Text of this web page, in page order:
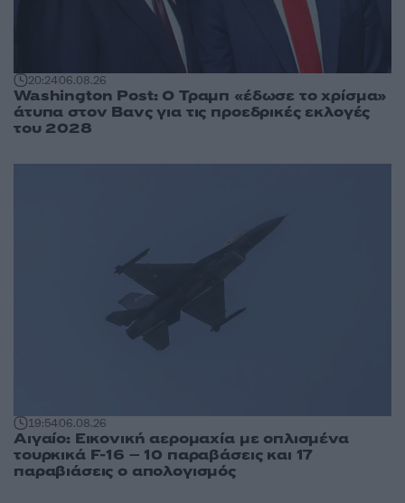
20:2406.08.26
Washington Post: Ο Τραμπ «έδωσε το χρίσμα»
άτυπα στον Βανς για τις προεδρικές εκλογές
του 2028
19:5406.08.26
Αιγαίο: Εικονική αερομαχία με οπλισμένα
τουρκικά F-16 – 10 παραβάσεις και 17
παραβιάσεις ο απολογισμός